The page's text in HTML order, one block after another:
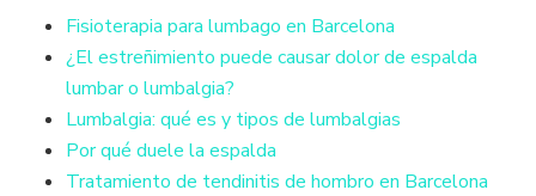
Fisioterapia para lumbago en Barcelona
¿El estreñimiento puede causar dolor de espalda
lumbar o lumbalgia?
Lumbalgia: qué es y tipos de lumbalgias
Por qué duele la espalda
Tratamiento de tendinitis de hombro en Barcelona